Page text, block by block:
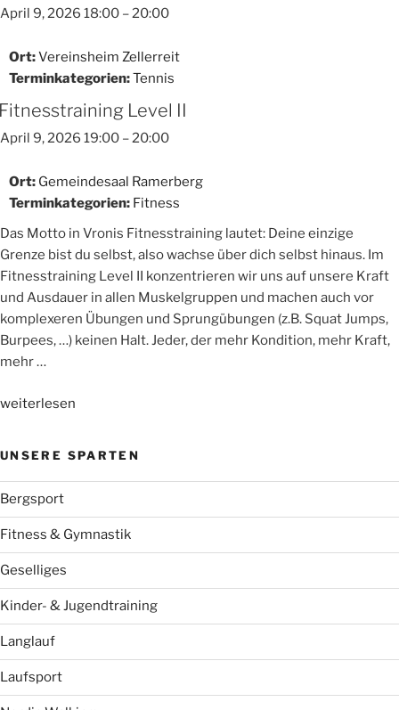
April 9, 2026 18:00 –20:00
Ort:Vereinsheim Zellerreit
Terminkategorien:Tennis
Level II
April 9, 2026 19:00 –20:00
Ort: Gemeindesaal Ramerberg
Terminkategorien: Fitness
Das Motto in Vronis Fitnesstraining lautet: Deine einzige
Grenze bist du selbst, also wachse über dich selbst hinaus. Im
Fitnesstraining Level II konzentrieren wir uns auf unsere Kraft
und Ausdauer in allen Muskelgruppen und machen auch vor
komplexeren Übungen und Sprungübungen (z.B. Squat Jumps,
Burpees, …) keinen Halt. Jeder, der mehr Kondition, mehr Kraft,
mehr …
„Fitnesstraining
weiterlesen
UNSERE SPARTEN
Bergsport
Fitness & Gymnastik
Geselliges
Kinder- & Jugendtraining
Langlauf
Laufsport